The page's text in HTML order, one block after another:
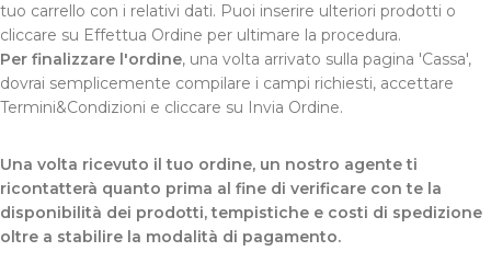
tuo carrello con i relativi dati. Puoi inserire ulteriori prodotti o
cliccare su Effettua Ordine per ultimare la procedura.
Per finalizzare l'ordine, una volta arrivato sulla pagina 'Cassa',
dovrai semplicemente compilare i campi richiesti, accettare
Termini&Condizioni e cliccare su Invia Ordine.
Una volta ricevuto il tuo ordine, un nostro agente ti
ricontatterà quanto prima al fine di verificare con te la
disponibilità dei prodotti, tempistiche e costi di spedizione
oltre a stabilire la modalità di pagamento.